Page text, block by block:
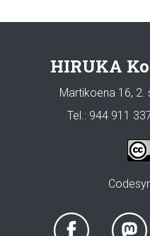
HIRUKA
Martikoena 16, 2.
Tel.: 944 911